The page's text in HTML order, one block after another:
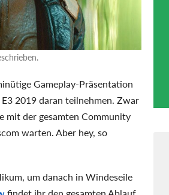
Gameplay-Präsentation
2019 daran teilnehmen. Zwar
mit der gesamten Community
warten. Aber hey, so
um danach in Windeseile